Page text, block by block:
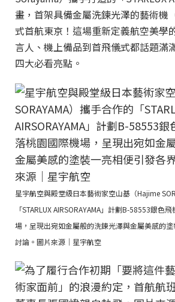
畫，首架具備金屬洗鍊光澤的藝術機
式首航東京！這場重新定義航空美學
言人、機上備品到首飛儀式都話題滿
四大必看亮點。
星宇航空與殿堂級日本藝術家空山基（Hajime
「STARLUX AIRSORAYAMA」計劃B-58553銀色
場，呈現出宛如金屬般的洗鍊光澤與金屬美感的
討論。圖片來源｜星宇航空